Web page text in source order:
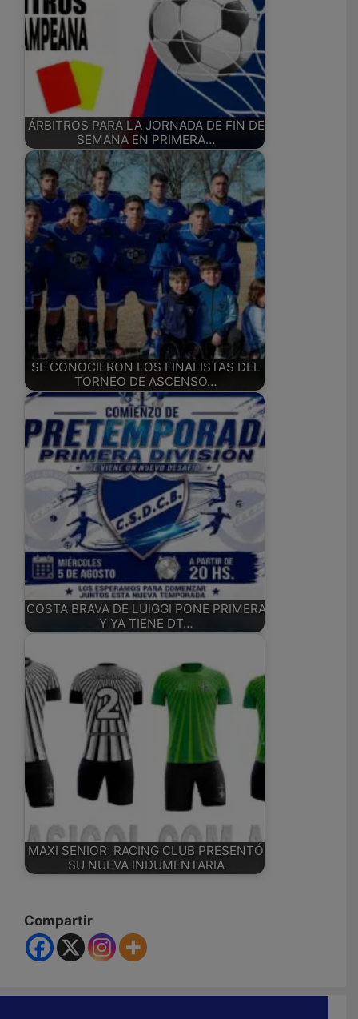
ÁRBITROS PARA LA JORNADA DE FIN DE
SEMANA EN PRIMERA…
SE CONOCIERON LOS FINALISTAS DEL
TORNEO DE ASCENSO…
COSTA BRAVA DE LUIGGI PONE PRIMERA
Y YA TIENE DT…
MAXI SENIOR: RACING CLUB PRESENTÓ
SU NUEVA INDUMENTARIA
Compartir